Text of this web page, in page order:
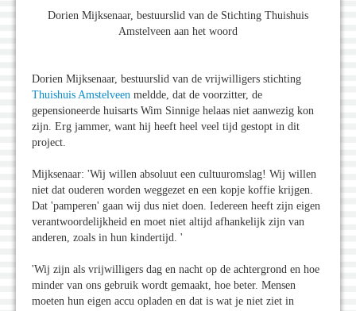
Dorien Mijksenaar, bestuurslid van de Stichting Thuishuis
Amstelveen aan het woord
Dorien Mijksenaar, bestuurslid van de vrijwilligers stichting
Thuishuis Amstelveen meldde, dat de voorzitter, de
gepensioneerde huisarts Wim Sinnige helaas niet aanwezig kon
zijn. Erg jammer, want hij heeft heel veel tijd gestopt in dit
project.
Mijksenaar: 'Wij willen absoluut een cultuuromslag! Wij willen
niet dat ouderen worden weggezet en een kopje koffie krijgen.
Dat 'pamperen' gaan wij dus niet doen. Iedereen heeft zijn eigen
verantwoordelijkheid en moet niet altijd afhankelijk zijn van
anderen, zoals in hun kindertijd. '
'Wij zijn als vrijwilligers dag en nacht op de achtergrond en hoe
minder van ons gebruik wordt gemaakt, hoe beter. Mensen
moeten hun eigen accu opladen en dat is wat je niet ziet in